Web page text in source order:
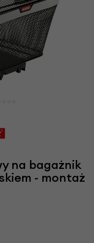
na bagażnik
- montaż